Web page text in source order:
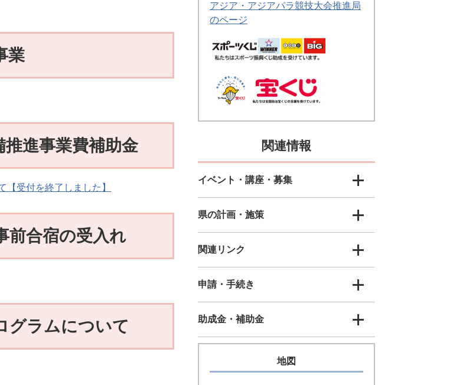
業
進事業費補助金
受付を終了しました】
前合宿の受入れ
グラムについて
アジア・アジアパラ競技大会推進局
のページ
関連情報
イベント・講座・募集
県の計画・施策
関連リンク
申請・手続き
助成金・補助金
地図